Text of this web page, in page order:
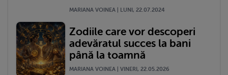
MARIANA VOINEA | LUNI, 22.07.2024
Zodiile care vor descoperi
adevăratul succes la bani
până la toamnă
MARIANA VOINEA | VINERI, 22.05.2026